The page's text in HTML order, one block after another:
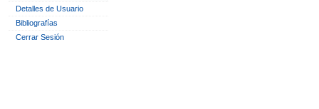
Detalles de Usuario
Bibliografías
Cerrar Sesión